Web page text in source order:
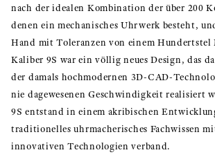
nach der idealen Kombination der über 200
denen ein mechanisches Uhrwerk besteht,
Hand mit Toleranzen von einem Hundertstel
Kaliber 9S war ein völlig neues Design, das
der damals hochmodernen 3D-CAD-
nie dagewesenen Geschwindigkeit realisiert
9S entstand in einem akribischen
traditionelles uhrmacherisches Fachwissen
innovativen Technologien verband.